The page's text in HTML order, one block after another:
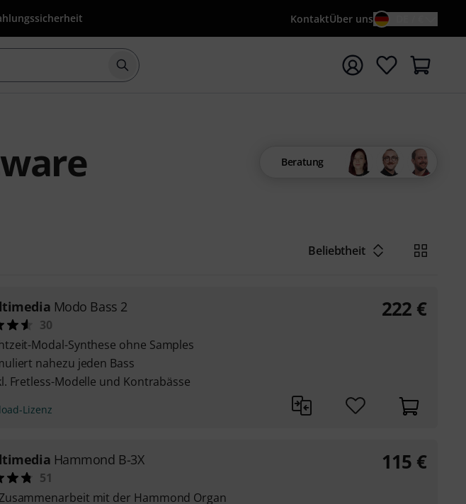
KontaktÜber uns
Suche mit Suchwort {searchTerm} starten
Beratung
Beliebtheit
Modo Bass 2
30
Modal-Synthese ohne Samples
nahezu jeden Bass
Fretless-Modelle und Kontrabässe
Lizenz
222 €
Hammond B-3X
51
mit der Hammond Organ
115 €